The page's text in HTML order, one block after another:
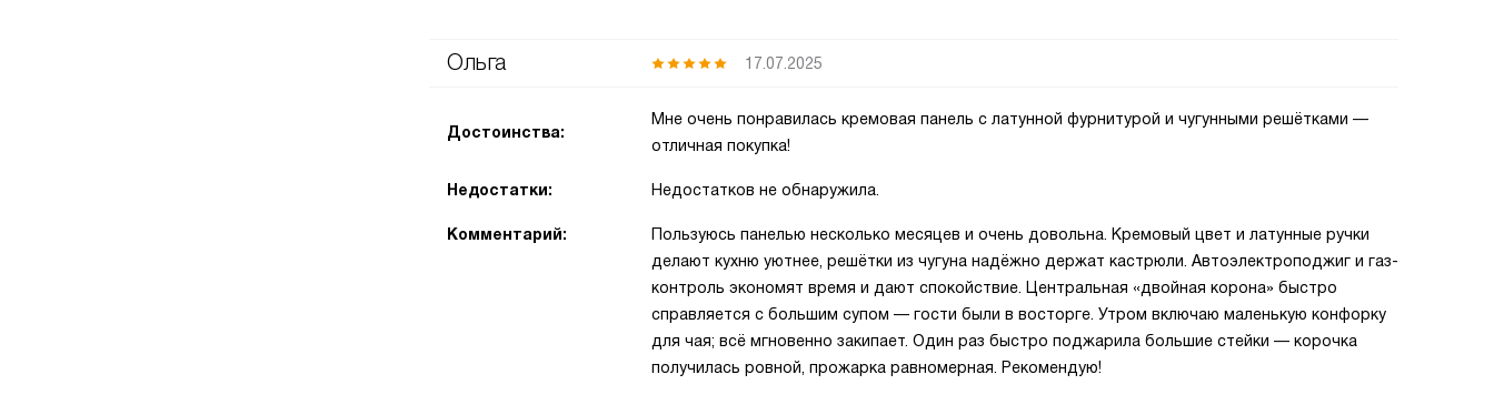
Ольга 17.07.2025
Достоинства:
Мне очень понравилась кремовая панель с латунной фурнитурой и чугунными решётками —
отличная покупка!
Недостатки: Недостатков не обнаружила.
Комментарий:
Пользуюсь панелью несколько месяцев и очень довольна. Кремовый цвет и латунные ручки
делают кухню уютнее, решётки из чугуна надёжно держат кастрюли. Автоэлектроподжиг и газ-
контроль экономят время и дают спокойствие. Центральная «двойная корона» быстро
справляется с большим супом — гости были в восторге. Утром включаю маленькую конфорку
для чая; всё мгновенно закипает. Один раз быстро поджарила большие стейки — корочка
получилась ровной, прожарка равномерная. Рекомендую!